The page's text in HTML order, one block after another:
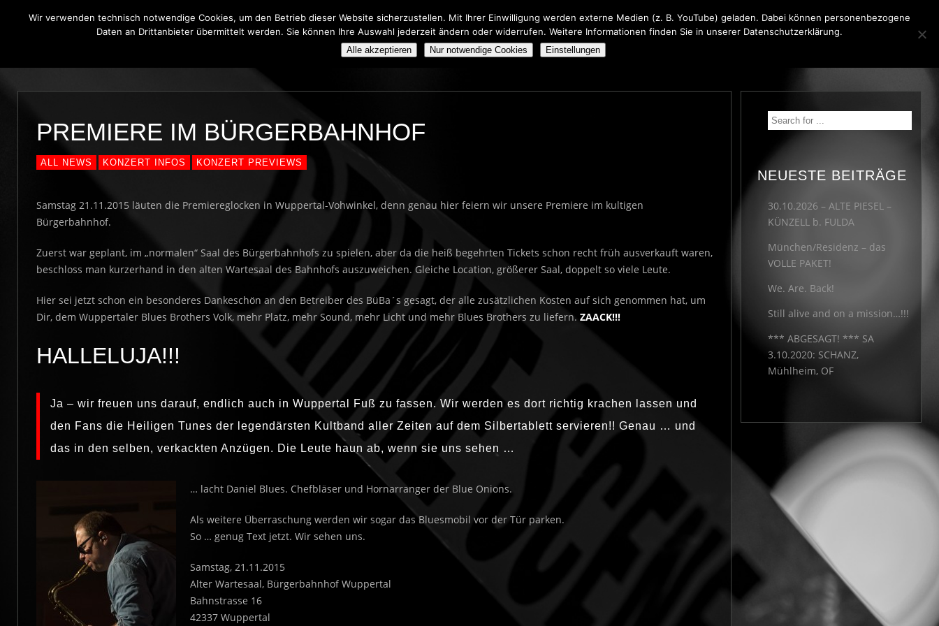
THE BLUE ONIONS BLUES BROTHERS TRIBUTE SHOW IMPRESSUM
PREMIERE IM BÜRGERBAHNHOF
ALL NEWS KONZERT INFOS KONZERT PREVIEWS
Samstag 21.11.2015 läuten die Premiereglocken in Wuppertal-Vohwinkel, denn genau hier feiern wir unsere Premiere im kultigen
Bürgerbahnhof.
Zuerst war geplant, im „normalen“ Saal des Bürgerbahnhofs zu spielen, aber da die heiß begehrten Tickets schon recht früh ausverkauft waren,
beschloss man kurzerhand in den alten Wartesaal des Bahnhofs auszuweichen. Gleiche Location, größerer Saal, doppelt so viele Leute.
Hier sei jetzt schon ein besonderes Dankeschön an den Betreiber des BüBa´s gesagt, der alle zusätzlichen Kosten auf sich genommen hat, um
Dir, dem Wuppertaler Blues Brothers Volk, mehr Platz, mehr Sound, mehr Licht und mehr Blues Brothers zu liefern. ZAACK!!!
HALLELUJA!!!
Ja – wir freuen uns darauf, endlich auch in Wuppertal Fuß zu fassen. Wir werden es dort richtig krachen lassen und
den Fans die Heiligen Tunes der legendärsten Kultband aller Zeiten auf dem Silbertablett servieren!! Genau … und
das in den selben, verkackten Anzügen. Die Leute haun ab, wenn sie uns sehen …
… lacht Daniel Blues. Chefbläser und Hornarranger der Blue Onions.
Als weitere Überraschung werden wir sogar das Bluesmobil vor der Tür parken.
So … genug Text jetzt. Wir sehen uns.
Samstag, 21.11.2015
Alter Wartesaal, Bürgerbahnhof Wuppertal
Bahnstrasse 16
42337 Wuppertal
NEUESTE BEITRÄGE
30.10.2026 – ALTE PIESEL –
KÜNZELL b. FULDA
München/Residenz – das
VOLLE PAKET!
We. Are. Back!
Still alive and on a mission…!!!
*** ABGESAGT! *** SA
3.10.2020: SCHANZ,
Mühlheim, OF
Wir verwenden technisch notwendige Cookies, um den Betrieb dieser Website sicherzustellen. Mit Ihrer Einwilligung werden externe Medien (z. B. YouTube) geladen. Dabei können personenbezogene
Daten an Drittanbieter übermittelt werden. Sie können Ihre Auswahl jederzeit ändern oder widerrufen. Weitere Informationen finden Sie in unserer Datenschutzerklärung.
Alle akzeptieren Nur notwendige Cookies Einstellungen